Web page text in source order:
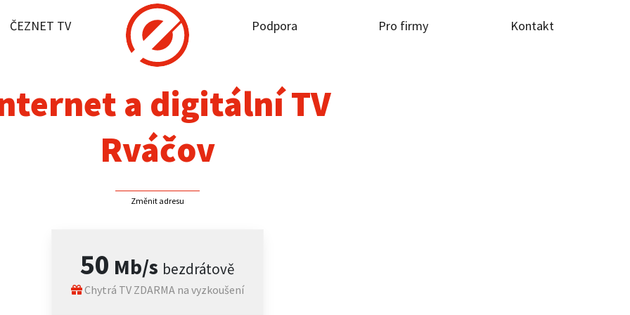
ČEZNET TV Podpora Pro firmy Kontakt
a digitální TV
Rváčov
Změnit adresu
50 Mb/s bezdrátově
Chytrá TV ZDARMA na vyzkoušení